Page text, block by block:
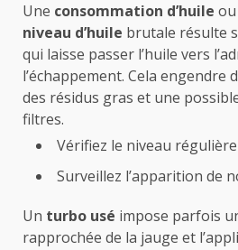
Une consommation d’huile
niveau d’huile brutale résulte
qui laisse passer l’huile vers
l’échappement. Cela engendre
des résidus gras et une
filtres.
Vérifiez le niveau
Surveillez l’apparition de
Un turbo usé impose parfois
rapprochée de la jauge et